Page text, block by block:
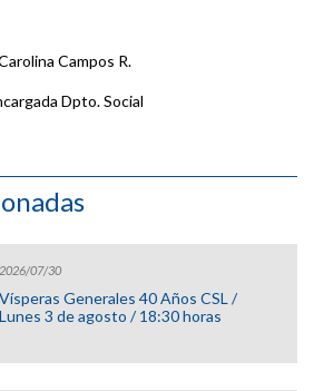
Campos R.
Dpto. Social
2026/07/30
Vísperas Generales 40 Años CSL /
Lunes 3 de agosto / 18:30 horas